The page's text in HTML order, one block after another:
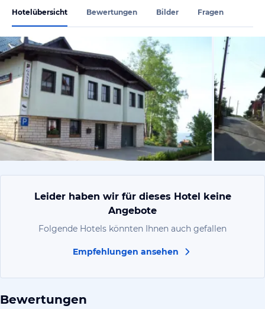
Hotelübersicht Bewertungen Bilder Fragen
von Silvia,
Leider haben wir für dieses Hotel keine
Angebote
Folgende Hotels könnten Ihnen auch gefallen
Empfehlungen ansehen
Bewertungen